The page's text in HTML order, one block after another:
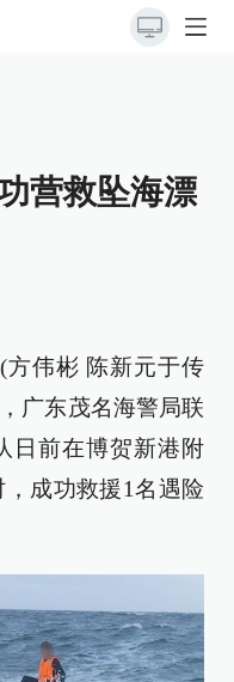
营救坠海漂
伟彬 陈新元于传
广东茂名海警局联
日前在博贺新港附
成功救援1名遇险